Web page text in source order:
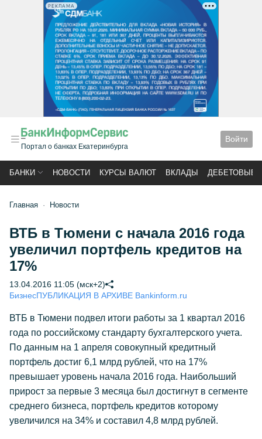
РЕКЛАМА
Портал о банках Екатеринбурга
Войти
БАНКИ НОВОСТИ КУРСЫ ВАЛЮТ ВКЛАДЫ ДЕБЕТОВЫЕ
Главная Новости
ВТБ в Тюмени с начала 2016 года
увеличил портфель кредитов на
17%
13.04.2016 11:05 (мск+2)
БизнесПУБЛИКАЦИЯ В АРХИВЕ Bankinform.ru
ВТБ в Тюмени подвел итоги работы за 1 квартал 2016
года по российскому стандарту бухгалтерского учета.
По данным на 1 апреля совокупный кредитный
портфель достиг 6,1 млрд рублей, что на 17%
превышает уровень начала 2016 года. Наибольший
прирост за первые 3 месяца был достигнут в сегменте
среднего бизнеса, портфель кредитов которому
увеличился на 34% и составил 4,8 млрд рублей.